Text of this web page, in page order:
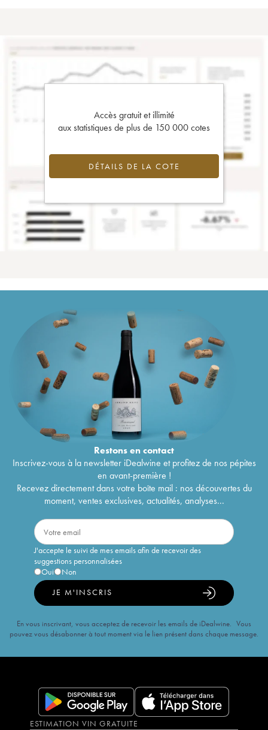
Accès gratuit et illimité
aux statistiques de plus de 150 000 cotes
DÉTAILS DE LA COTE
Restons encontact
Inscrivez-vous à la newsletter iDealwine et profitez de nos pépites
en avant-première !
Recevez directement dans votre boîte mail : nos découvertes du
moment, ventes exclusives, actualités, analyses...
J'accepte le suivi de mes emails afin de recevoir des
suggestions personnalisées
Oui
Non
JE M'INSCRIS
En vous inscrivant, vous acceptez de recevoir les emails de iDealwine. Vous
pouvez vous désabonner à tout moment via le lien présent dans chaque message.
ESTIMATION VIN GRATUITE